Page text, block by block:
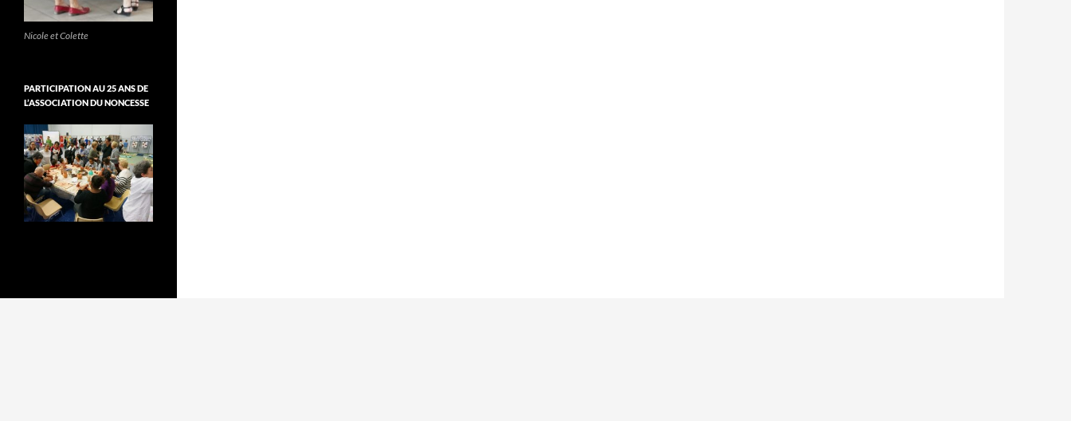
Nicole et Colette
PARTICIPATION AU 25 ANS DE
L’ASSOCIATION DU NONCESSE